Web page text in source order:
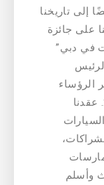
إلى تاريخنا
على جائزة
في دبي”
الرئيس
الرؤساء
التنفيذيين توسعًا” في عام 2011. عقدنا
وأسلم